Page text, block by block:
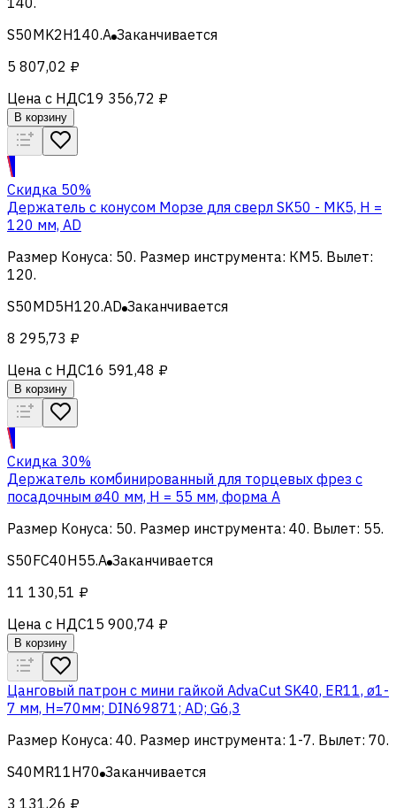
S50MK2H140.A Заканчивается
5 807,02 ₽
Цена с НДС19 356,72 ₽
В корзину
Скидка 50%
Держатель с конусом Морзе для сверл SK50 - MK5, H =
120 мм, AD
Размер Конуса: 50. Размер инструмента: КМ5. Вылет:
120.
S50MD5H120.AD Заканчивается
8 295,73 ₽
Цена с НДС16 591,48 ₽
В корзину
Скидка 30%
Держатель комбинированный для торцевых фрез с
посадочным ø40 мм, H = 55 мм, форма A
Размер Конуса: 50. Размер инструмента: 40. Вылет: 55.
S50FC40H55.A Заканчивается
11 130,51 ₽
Цена с НДС15 900,74 ₽
В корзину
Цанговый патрон c мини гайкой AdvaCut SK40, ER11, ø1-
7 мм, H=70мм; DIN69871; AD; G6,3
Размер Конуса: 40. Размер инструмента: 1-7. Вылет: 70.
S40MR11H70 Заканчивается
3 131,26 ₽